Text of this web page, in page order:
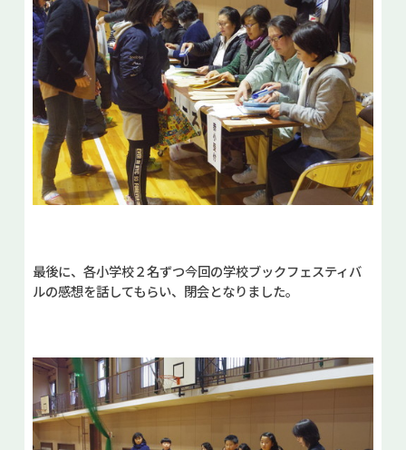
最後に、各小学校２名ずつ今回の学校ブックフェスティバ
ルの感想を話してもらい、閉会となりました。